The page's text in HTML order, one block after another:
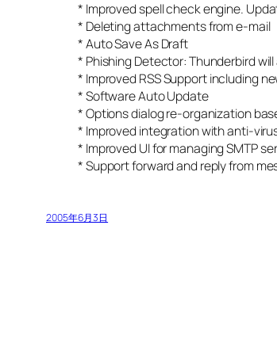
* Improved spell check engine.
* Deleting attachments from e-mail
* Auto Save As Draft
* Phishing Detector: Thunderbird
* Improved RSS Support including
* Software Auto Update
* Options dialog re-organization
* Improved integration with anti-
* Improved UI for managing SMTP
* Support forward and reply from
2005年6月3日